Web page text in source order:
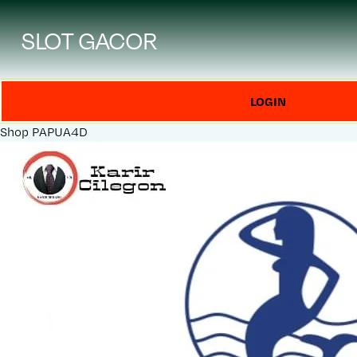
SLOT GACOR
LOGIN
Shop PAPUA4D